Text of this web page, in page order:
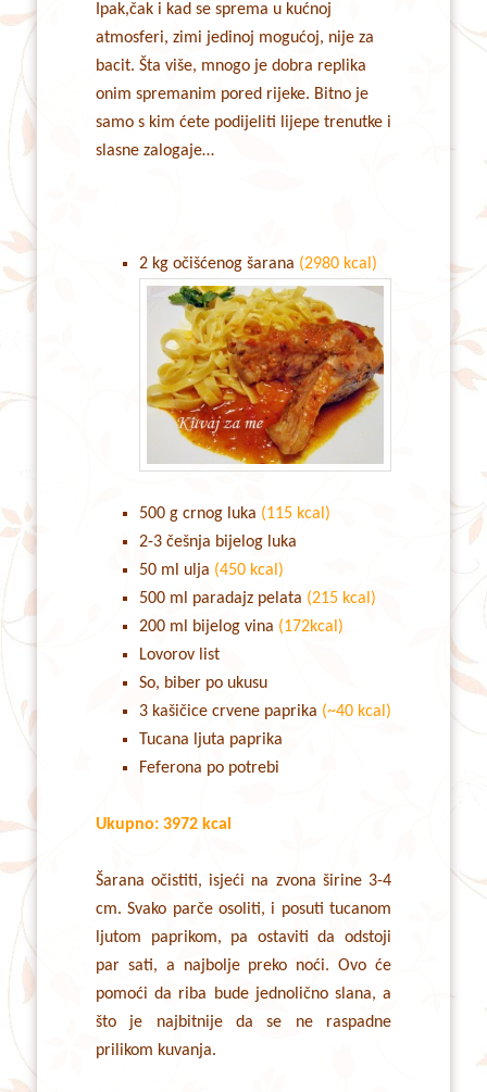
Ipak,čak i kad se sprema u kućnoj
atmosferi, zimi jedinoj mogućoj, nije za
bacit. Šta više, mnogo je dobra replika
onim spremanim pored rijeke. Bitno je
samo s kim ćete podijeliti lijepe trenutke i
slasne zalogaje…
2 kg očišćenog šarana (2980 kcal)
500 g crnog luka (115 kcal)
2-3 češnja bijelog luka
50 ml ulja (450 kcal)
500 ml paradajz pelata (215 kcal)
200 ml bijelog vina (172kcal)
Lovorov list
So, biber po ukusu
3 kašičice crvene paprika (~40 kcal)
Tucana ljuta paprika
Feferona po potrebi
Ukupno: 3972 kcal
Šarana očistiti, isjeći na zvona širine 3-4
cm. Svako parče osoliti, i posuti tucanom
ljutom paprikom, pa ostaviti da odstoji
par sati, a najbolje preko noći. Ovo će
pomoći da riba bude jednolično slana, a
što je najbitnije da se ne raspadne
prilikom kuvanja.